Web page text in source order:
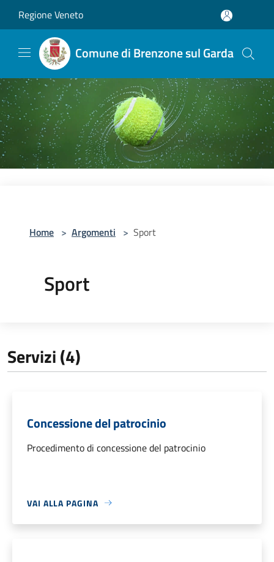
Regione Veneto
Comune di Brenzone sul Garda
Home > Argomenti > Sport
Sport
Servizi (4)
Concessione del patrocinio
Procedimento di concessione del patrocinio
VAI ALLA PAGINA